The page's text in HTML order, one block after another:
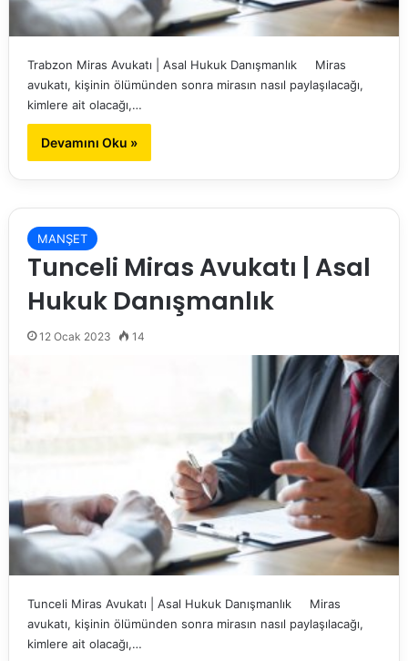
Trabzon Miras Avukatı | Asal Hukuk Danışmanlık Miras
avukatı, kişinin ölümünden sonra mirasın nasıl paylaşılacağı,
kimlere ait olacağı,…
Devamını Oku »
MANŞET
Tunceli Miras Avukatı | Asal
Hukuk Danışmanlık
12 Ocak 2023 14
Tunceli Miras Avukatı | Asal Hukuk Danışmanlık Miras
avukatı, kişinin ölümünden sonra mirasın nasıl paylaşılacağı,
kimlere ait olacağı,…